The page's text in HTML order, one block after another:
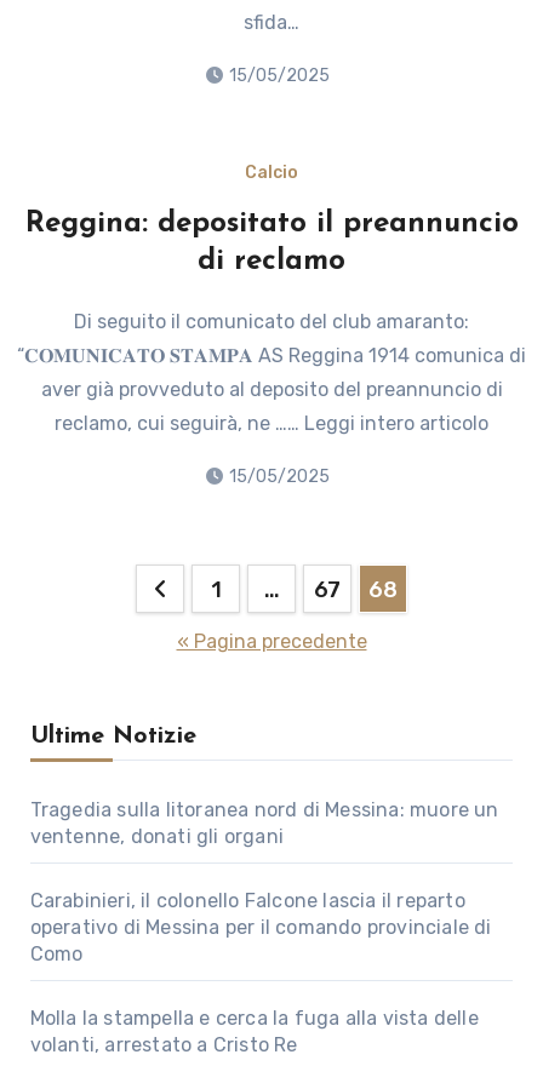
sfida…
15/05/2025
Calcio
Reggina: depositato il preannuncio
di reclamo
Di seguito il comunicato del club amaranto:
“𝐂𝐎𝐌𝐔𝐍𝐈𝐂𝐀𝐓𝐎 𝐒𝐓𝐀𝐌𝐏𝐀 AS Reggina 1914 comunica di
aver già provveduto al deposito del preannuncio di
reclamo, cui seguirà, ne …… Leggi intero articolo
15/05/2025
Paginazione
1 … 67 68
« Pagina precedente
Ultime Notizie
Tragedia sulla litoranea nord di Messina: muore un
ventenne, donati gli organi
Carabinieri, il colonello Falcone lascia il reparto
operativo di Messina per il comando provinciale di
Como
Molla la stampella e cerca la fuga alla vista delle
volanti, arrestato a Cristo Re